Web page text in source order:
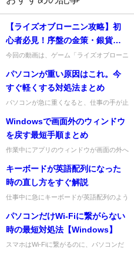
【ライズオブローニン攻略】初
心者必見！序盤の金策・銀貨稼
ぎ・因縁レベル上げ術【Rise of
今回の動画は、ゲーム「ライズオブローニ
ゆっくり実況の紹介です。このゲームは、
広大なマップと多彩なゲーム...
パソコンが重い原因はこれ。今
すぐ軽くする対処法まとめ
パソコンが急に重くなると、仕事の手が止
い、ブラウザが固まる、入力が遅れる――
こうした症状は、原因を切り...
Windowsで画面外のウィンドウ
を戻す最短手順まとめ
作業中にアプリのウィンドウが画面の外へ
せないことがありますよね。特にデュアル
モニターを外した後や、解像...
キーボードが英語配列になった
時の直し方をすぐ解説
仕事中に急にキーボードが英語配列のよう
わってかなり焦りますよね。私も「@」や
「:」が思った場所に出ず、...
パソコンだけWi-Fiに繋がらない
時の最短対処法【Windows】
スマホはWi-Fiに繋がるのに、パソコンだ